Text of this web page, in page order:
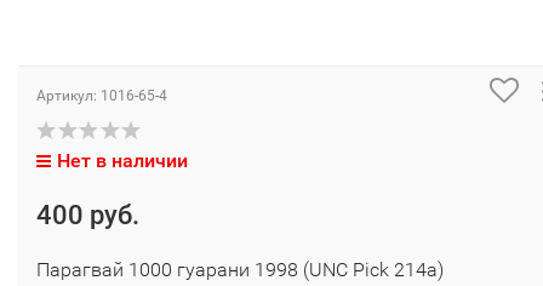
Артикул: 1016-65-4
Нет в наличии
400 руб.
Парагвай 1000 гуарани 1998 (UNC Pick 214a)